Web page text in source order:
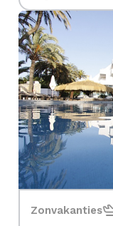
Zonvakanties